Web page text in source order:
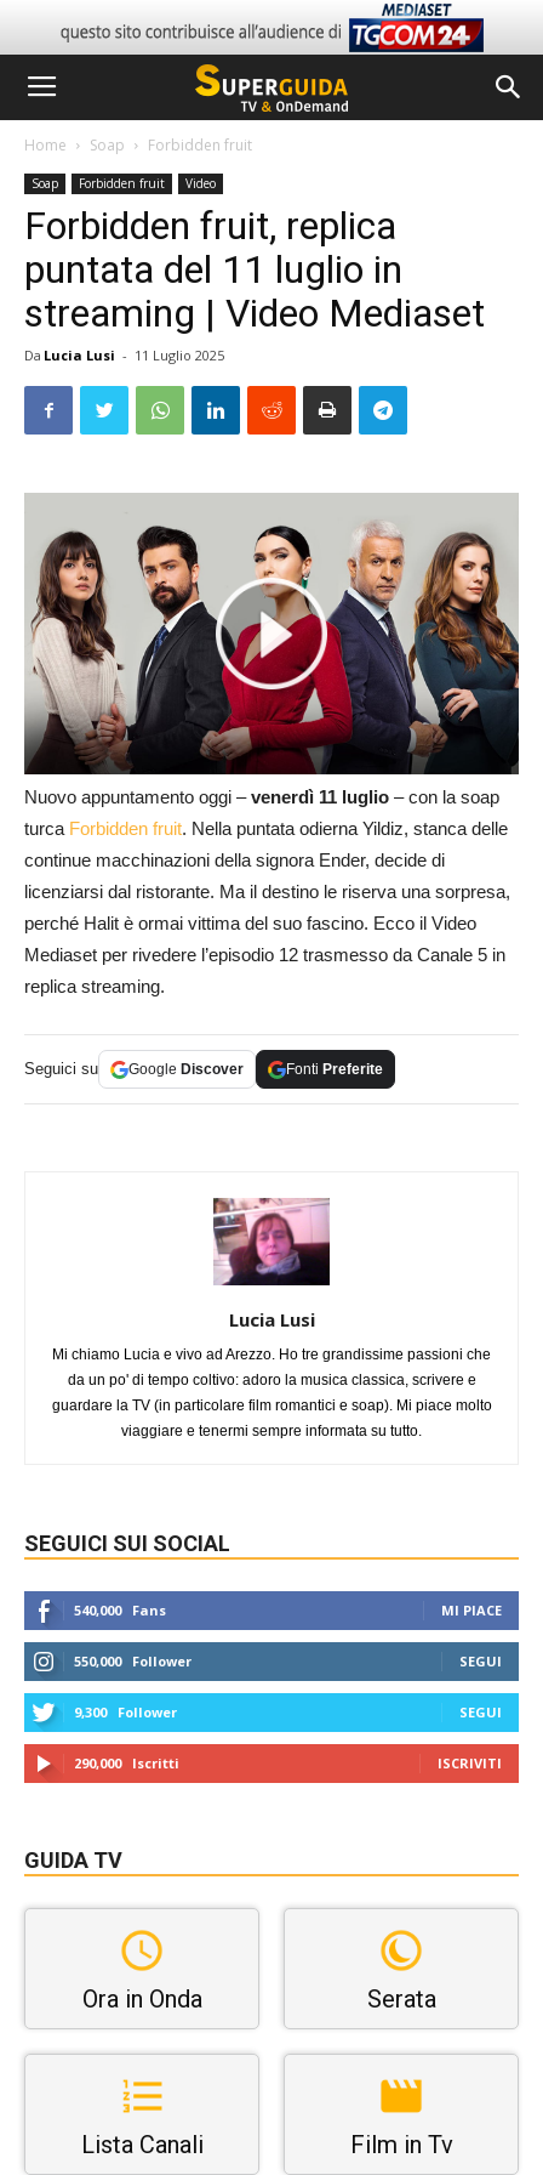
Home Soap Forbidden fruit
Soap Forbidden fruit Video
Forbidden fruit, replica
puntata del 11 luglio in
streaming | Video Mediaset
Da Lucia Lusi - 11 Luglio 2025
Nuovo appuntamento oggi –venerdì 11 luglio – con la soap
turca Forbidden fruit. Nella puntata odierna Yildiz, stanca delle
continue macchinazioni della signora Ender, decide di
licenziarsi dal ristorante. Ma il destino le riserva una sorpresa,
perché Halit è ormai vittima del suo fascino. Ecco il Video
Mediaset per rivedere l’episodio 12 trasmesso da Canale 5 in
replica streaming.
Seguici su Google Discover Fonti Preferite
Lucia Lusi
Mi chiamo Lucia e vivo ad Arezzo. Ho tre grandissime passioni che
da un po' di tempo coltivo: adoro la musica classica, scrivere e
guardare la TV (in particolare film romantici e soap). Mi piace molto
viaggiare e tenermi sempre informata su tutto.
SEGUICI SUI SOCIAL
540,000 Fans MI PIACE
550,000 Follower SEGUI
9,300 Follower SEGUI
290,000 Iscritti ISCRIVITI
GUIDA TV
Ora in Onda Serata
Lista Canali Film in Tv